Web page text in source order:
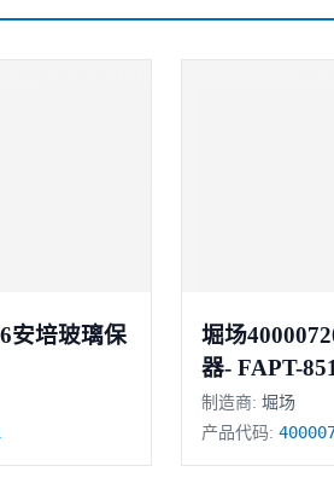
堀场4000072054 多烟
器- FAPT-851
制造商: 堀场
产品代码: